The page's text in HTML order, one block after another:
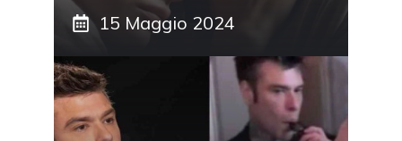
15 Maggio 2024